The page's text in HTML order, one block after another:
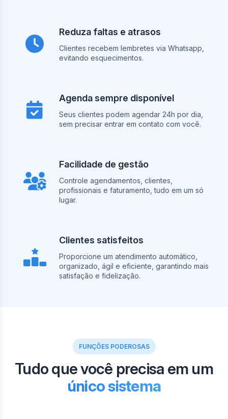
Reduza faltas e atrasos
Clientes recebem lembretes via Whatsapp,
evitando esquecimentos.
Agenda sempre disponível
Seus clientes podem agendar 24h por dia,
sem precisar entrar em contato com você.
Facilidade de gestão
Controle agendamentos, clientes,
profissionais e faturamento, tudo em um só
lugar.
Clientes satisfeitos
Proporcione um atendimento automático,
organizado, ágil e eficiente, garantindo mais
satisfação e fidelização.
FUNÇÕES PODEROSAS
Tudo que você precisa em um
único sistema